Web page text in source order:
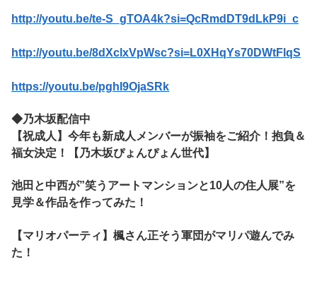
http://youtu.be/te-S_gTOA4k?si=QcRmdDT9dLkP9i_c
http://youtu.be/8dXclxVpWsc?si=L0XHqYs70DWtFlqS
https://youtu.be/pghI9OjaSRk
◆乃木坂配信中
【祝成人】今年も新成人メンバーが振袖をご紹介！抱負＆
福女決定！【乃木坂ぴょんぴょん世代】
池田と中西が”笑うアートマンションと10人の住人展”を
見学＆作品を作ってみた！
【マリオパーティ】楓さん正そう軍団がマリパ遊んでみ
た！